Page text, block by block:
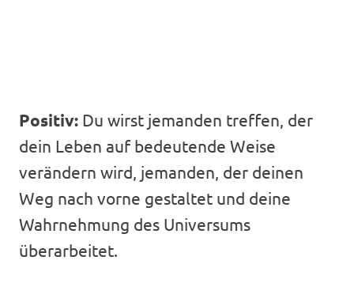
Positiv: Du wirst jemanden treffen, der
dein Leben auf bedeutende Weise
verändern wird, jemanden, der deinen
Weg nach vorne gestaltet und deine
Wahrnehmung des Universums
überarbeitet.